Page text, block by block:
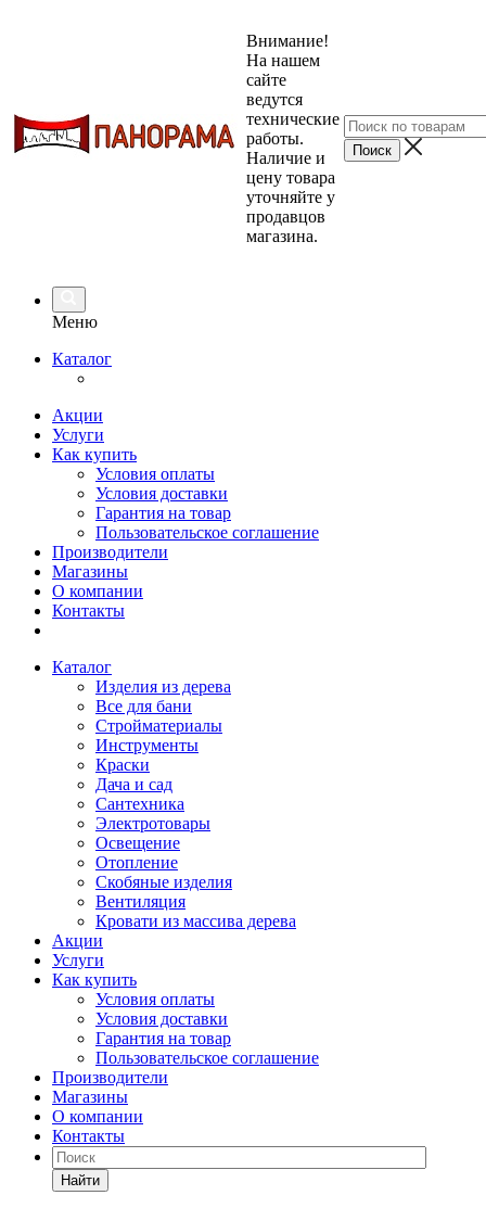
Внимание!
На нашем
сайте
ведутся
технические
работы.
Наличие и
цену товара
уточняйте у
продавцов
магазина.
Меню
Каталог
Акции
Услуги
Как купить
Условия оплаты
Условия доставки
Гарантия на товар
Пользовательское соглашение
Производители
Магазины
О компании
Контакты
Каталог
Изделия из дерева
Все для бани
Стройматериалы
Инструменты
Краски
Дача и сад
Сантехника
Электротовары
Освещение
Отопление
Скобяные изделия
Вентиляция
Кровати из массива дерева
Акции
Услуги
Как купить
Условия оплаты
Условия доставки
Гарантия на товар
Пользовательское соглашение
Производители
Магазины
О компании
Контакты
Найти